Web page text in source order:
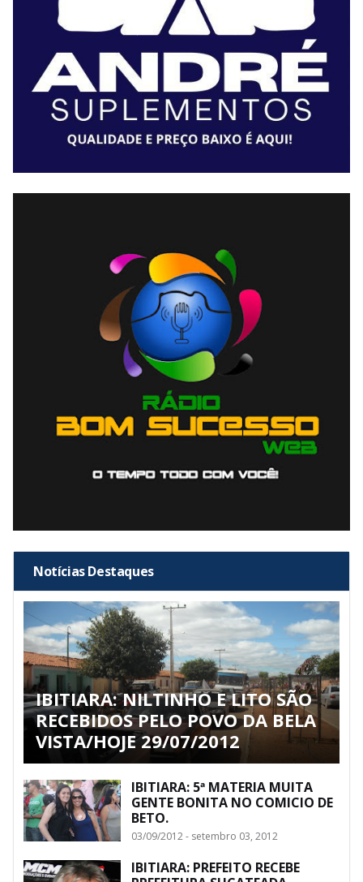
Notícias Destaques
IBITIARA: NILTINHO E LITO SÃO
RECEBIDOS PELO POVO DA BELA
VISTA/HOJE 29/07/2012
IBITIARA: 5ª MATERIA MUITA
GENTE BONITA NO COMICIO DE
BETO.
03/09/2012 - setembro 03, 2012
IBITIARA: PREFEITO RECEBE